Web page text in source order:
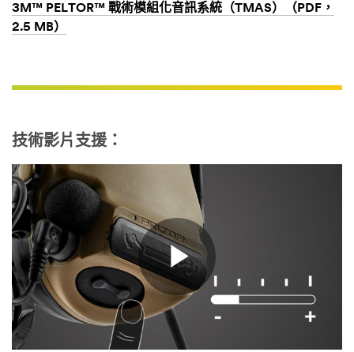
3M™ PELTOR™ 戰術模組化音訊系統（TMAS）（PDF，
2.5 MB）
技術影片支援：
Play